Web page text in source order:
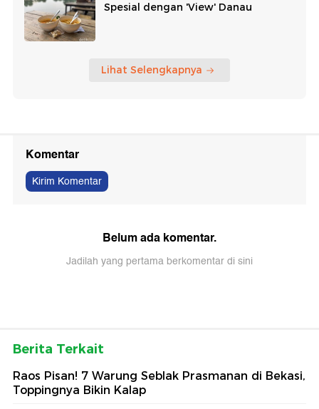
Spesial dengan 'View' Danau
Lihat Selengkapnya
Komentar
Kirim Komentar
Belum ada komentar.
Jadilah yang pertama berkomentar di sini
Berita Terkait
Raos Pisan! 7 Warung Seblak Prasmanan di Bekasi,
Toppingnya Bikin Kalap